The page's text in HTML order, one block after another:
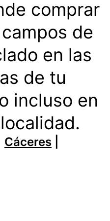
comprar
de
en las
de tu
incluso en
Cáceres